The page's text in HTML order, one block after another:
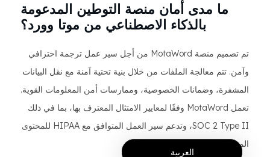
ما مدى أمان منصة التوطين المدعومة
بالذكاء الاصطناعي من موتا وورد؟
تم تصميم منصة MotaWord من أجل سير عمل ترجمة احترافي
وآمن. تتم معالجة الملفات من خلال بنية تحتية آمنة مع نقل البيانات
المشفرة، وضمانات الخصوصية، وممارسات أمن المعلومات القوية.
تعمل MotaWord وفقًا لمعايير الامتثال المعترف بها، بما في ذلك
SOC 2 Type II، وتدعم سير العمل المتوافق مع HIPAA للمحتوى
المتعلق بالرعاية الصحية.
العربية